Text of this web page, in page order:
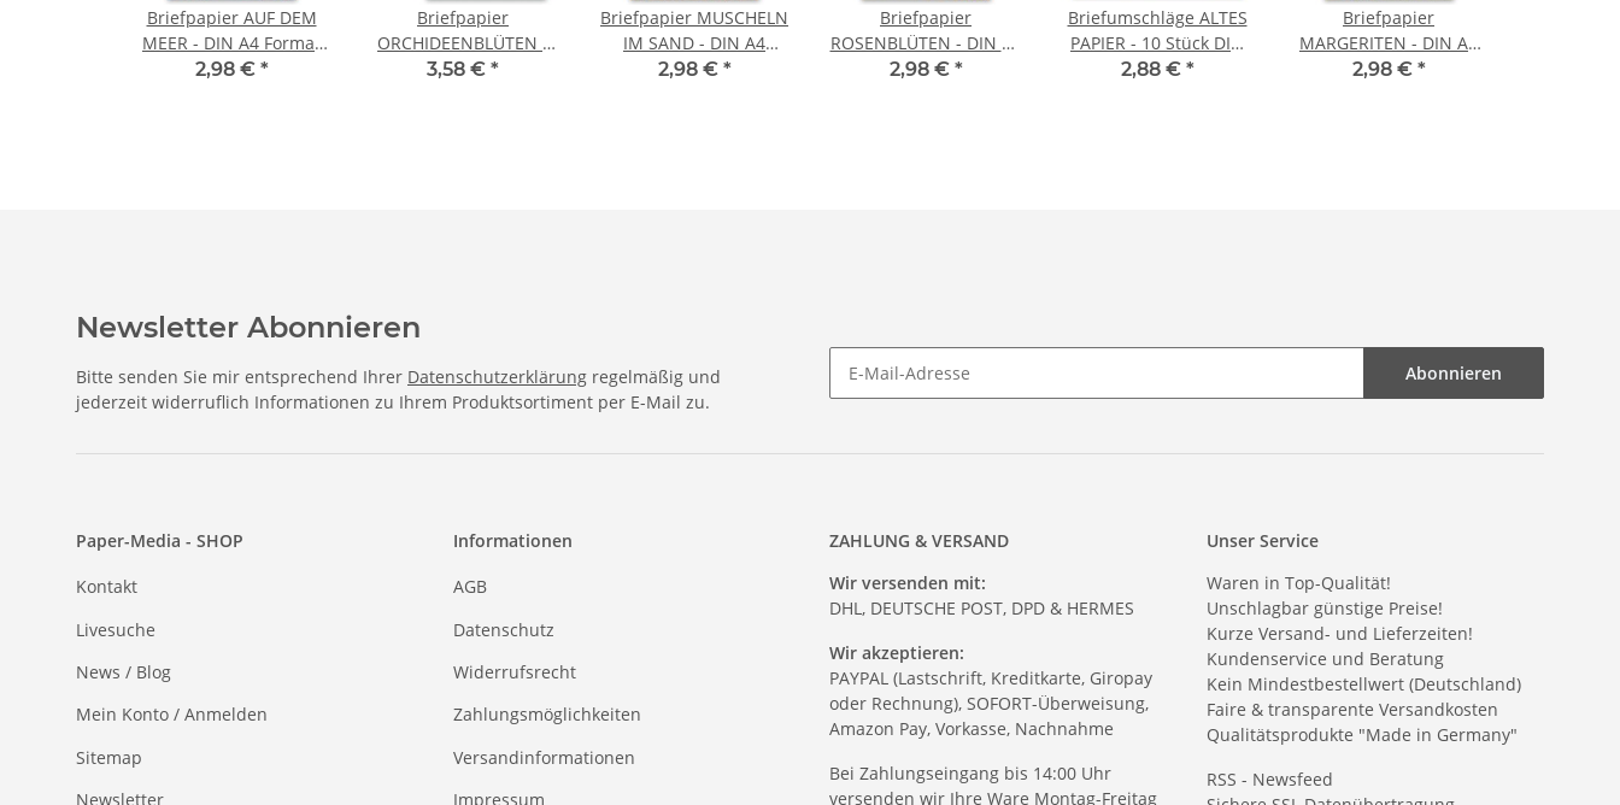
Briefpapier AUF DEM
MEER - DIN A4 Format
20 Blatt
2,98 € *
Briefpapier
ORCHIDEENBLÜTEN -
DIN A4 Format 20 Blatt
3,58 € *
Briefpapier MUSCHELN
IM SAND - DIN A4
Format 20 Blatt
2,98 € *
Briefpapier
ROSENBLÜTEN - DIN A4
Format 20 Blatt
2,98 € *
Briefumschläge ALTES
PAPIER - 10 Stück DIN
LANG (ohne Fenster)
2,88 € *
Briefpapier
MARGERITEN - DIN A4
Format 20 Blatt
2,98 € *
Newsletter Abonnieren
Bitte senden Sie mir entsprechend Ihrer Datenschutzerklärung regelmäßig und
jederzeit widerruflich Informationen zu Ihrem Produktsortiment per E-Mail zu.
Abonnieren
Paper-Media - SHOP
Kontakt
Livesuche
News / Blog
Mein Konto / Anmelden
Sitemap
Newsletter
Informationen
AGB
Datenschutz
Widerrufsrecht
Zahlungsmöglichkeiten
Versandinformationen
Impressum
ZAHLUNG & VERSAND
Wir versenden mit:
DHL, DEUTSCHE POST, DPD & HERMES
Wir akzeptieren:
PAYPAL (Lastschrift, Kreditkarte, Giropay
oder Rechnung), SOFORT-Überweisung,
Amazon Pay, Vorkasse, Nachnahme
Bei Zahlungseingang bis 14:00 Uhr
versenden wir Ihre Ware Montag-Freitag
Unser Service
Waren in Top-Qualität!
Unschlagbar günstige Preise!
Kurze Versand- und Lieferzeiten!
Kundenservice und Beratung
Kein Mindestbestellwert (Deutschland)
Faire & transparente Versandkosten
Qualitätsprodukte "Made in Germany"
RSS - Newsfeed